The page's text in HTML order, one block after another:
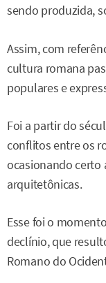
sendo produzida,
Assim, com
cultura romana
populares e
Foi a partir do
conflitos entre os
ocasionando certo
arquitetônicas.
Esse foi o
declínio, que
Romano do